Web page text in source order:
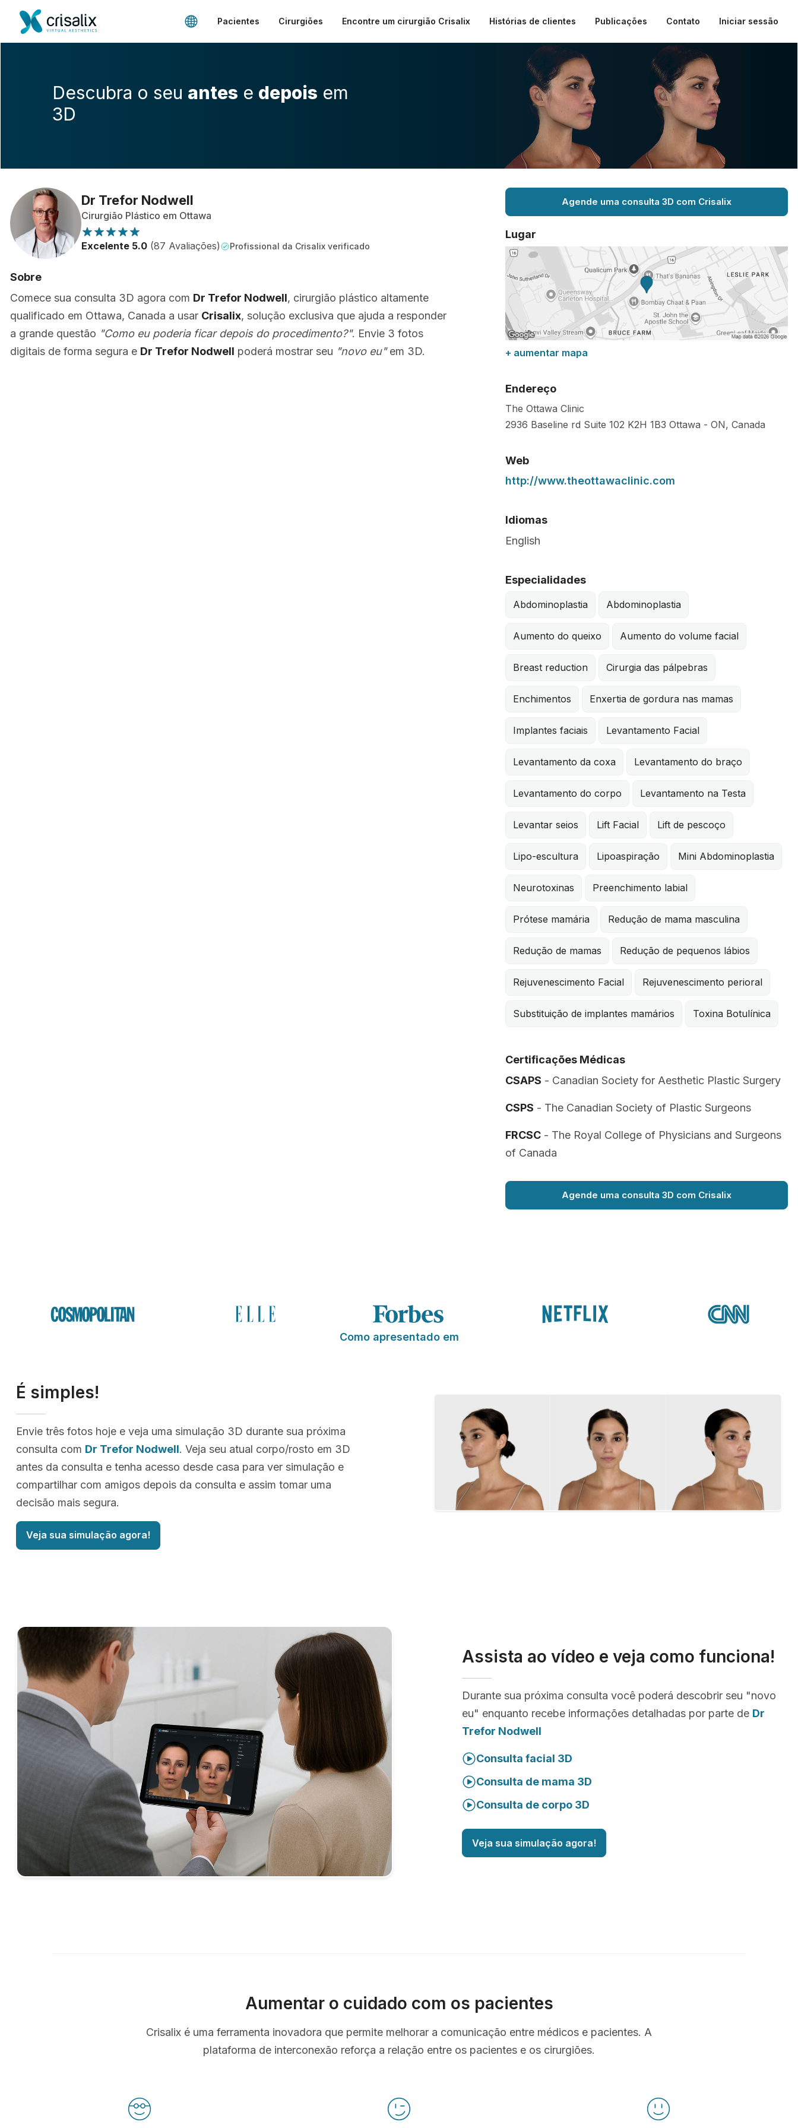
Pacientes Cirurgiões Encontre um cirurgião Crisalix Histórias de clientes Publicações Contato Iniciar sessão
Descubra o seu antes e depois em
3D
Dr Trefor Nodwell
Cirurgião Plástico em Ottawa
Excelente 5.0 (87 Avaliações) Profissional da Crisalix verificado
Sobre
Comece sua consulta 3D agora com Dr Trefor Nodwell, cirurgião plástico altamente
qualificado em Ottawa, Canada a usar Crisalix, solução exclusiva que ajuda a responder
a grande questão "Como eu poderia ficar depois do procedimento?". Envie 3 fotos
digitais de forma segura e Dr Trefor Nodwell poderá mostrar seu "novo eu"em 3D.
Agende uma consulta 3D com Crisalix
Lugar
+ aumentar mapa
Endereço
The Ottawa Clinic
2936 Baseline rd Suite 102 K2H 1B3 Ottawa - ON, Canada
Web
http://www.theottawaclinic.com
Idiomas
English
Especialidades
Abdominoplastia Abdominoplastia
Aumento do queixo Aumento do volume facial
Breast reduction Cirurgia das pálpebras
Enchimentos Enxertia de gordura nas mamas
Implantes faciais Levantamento Facial
Levantamento da coxa Levantamento do braço
Levantamento do corpo Levantamento na Testa
Levantar seios Lift Facial Lift de pescoço
Lipo-escultura Lipoaspiração Mini Abdominoplastia
Neurotoxinas Preenchimento labial
Prótese mamária Redução de mama masculina
Redução de mamas Redução de pequenos lábios
Rejuvenescimento Facial Rejuvenescimento perioral
Substituição de implantes mamários Toxina Botulínica
Certificações Médicas
CSAPS - Canadian Society for Aesthetic Plastic Surgery
CSPS - The Canadian Society of Plastic Surgeons
FRCSC - The Royal College of Physicians and Surgeons
of Canada
Agende uma consulta 3D com Crisalix
Como apresentado em
É simples!
Envie três fotos hoje e veja uma simulação 3D durante sua próxima
consulta com Dr Trefor Nodwell. Veja seu atual corpo/rosto em 3D
antes da consulta e tenha acesso desde casa para ver simulação e
compartilhar com amigos depois da consulta e assim tomar uma
decisão mais segura.
Veja sua simulação agora!
Assista ao vídeo e veja como funciona!
Durante sua próxima consulta você poderá descobrir seu "novo
eu" enquanto recebe informações detalhadas por parte de Dr
Trefor Nodwell
Consulta facial 3D
Consulta de mama 3D
Consulta de corpo 3D
Veja sua simulação agora!
Aumentar o cuidado com os pacientes
Crisalix é uma ferramenta inovadora que permite melhorar a comunicação entre médicos e pacientes. A
plataforma de interconexão reforça a relação entre os pacientes e os cirurgiões.